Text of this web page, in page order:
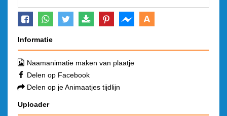
A
Informatie
Naamanimatie maken van plaatje
Delen op Facebook
Delen op je Animaatjes tijdlijn
Uploader